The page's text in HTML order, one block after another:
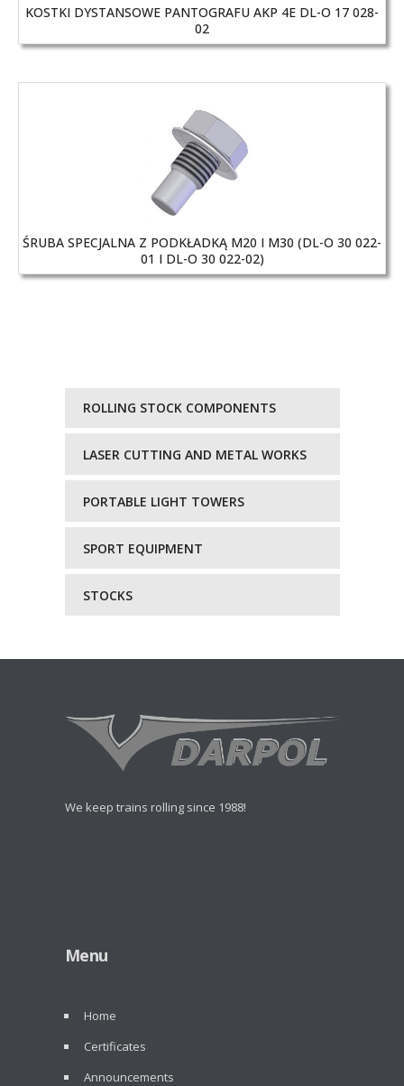
KOSTKI DYSTANSOWE PANTOGRAFU AKP 4E DL-O 17 028-
02
ŚRUBA SPECJALNA Z PODKŁADKĄ M20 I M30 (DL-O 30 022-
01 I DL-O 30 022-02)
ROLLING STOCK COMPONENTS
LASER CUTTING AND METAL WORKS
PORTABLE LIGHT TOWERS
SPORT EQUIPMENT
STOCKS
We keep trains rolling since 1988!
Menu
Home
Certificates
Announcements